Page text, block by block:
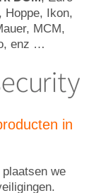
Hoppe, Ikon,
MCM,
enz …
in
we